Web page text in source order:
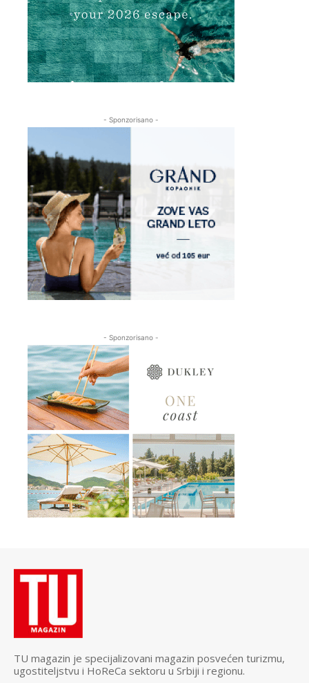
- Sponzorisano -
- Sponzorisano -
TU magazin je specijalizovani magazin posvećen turizmu,
ugostiteljstvu i HoReCa sektoru u Srbiji i regionu.